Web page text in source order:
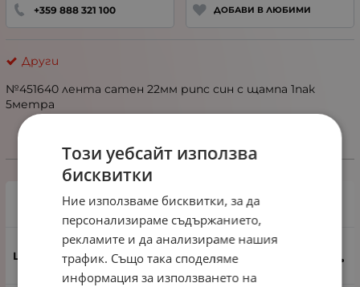
+359 888 321 100 ДОБАВИ В ЛЮБИМИ
Други
№451640 лента сатен 22мм рипс син с щампа 1пак
5метра
Избери вариант
1 ролка ~22.50 метра
4.60 лв.
Този уебсайт използва
бисквитки
Ние използваме бисквитки, за да
персонализираме съдържанието,
рекламите и да анализираме нашия
трафик. Също така споделяме
информация за използването на